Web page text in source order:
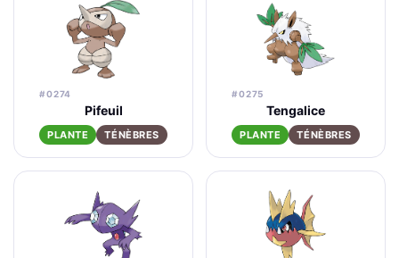
#0274
Pifeuil
PLANTE TÉNÈBRES
#0275
Tengalice
PLANTE TÉNÈBRES